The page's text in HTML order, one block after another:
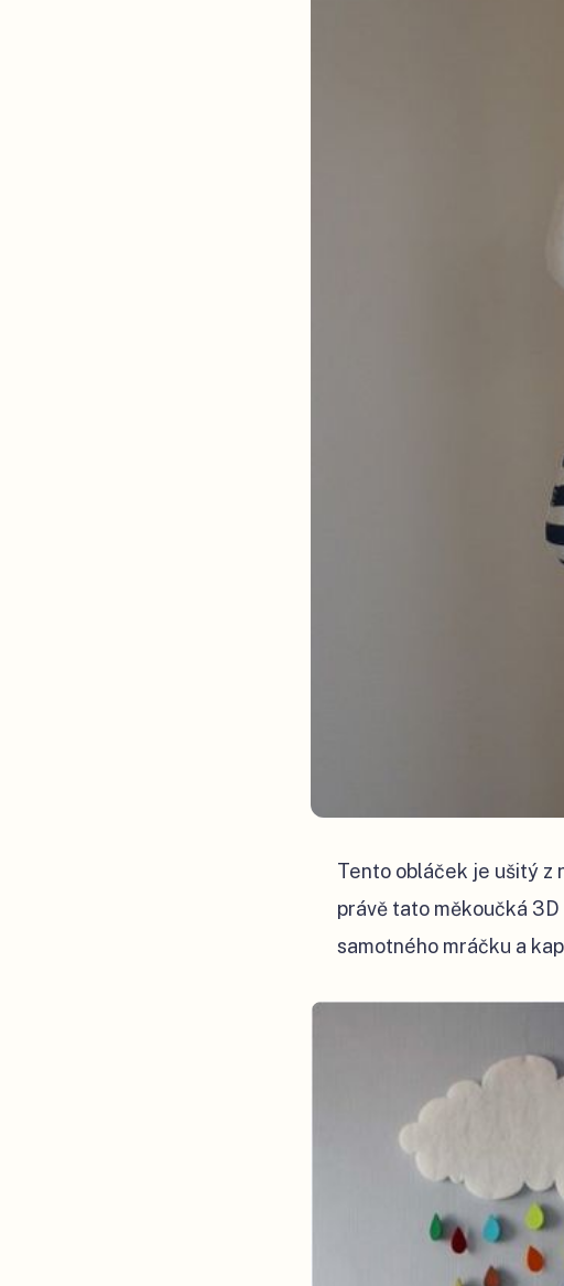
Tento obláček je ušitý z
právě tato měkoučká
samotného mráčku a